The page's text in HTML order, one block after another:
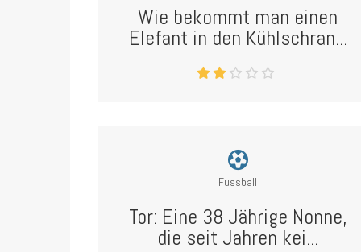
Wie bekommt man einen
Elefant in den Kühlschran...
Fussball
Tor: Eine 38 Jährige Nonne,
die seit Jahren kei...